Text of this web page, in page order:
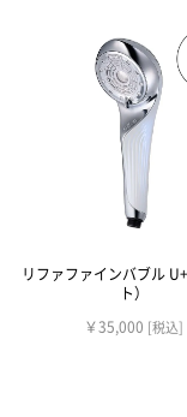
リファファインバブル
ト）
￥35,000 [税込]